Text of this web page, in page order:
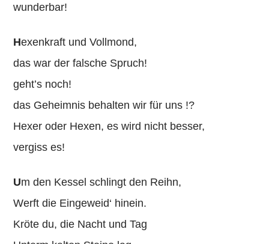
wunderbar!
Hexenkraft und Vollmond,
das war der falsche Spruch!
geht’s noch!
das Geheimnis behalten wir für uns !?
Hexer oder Hexen, es wird nicht besser,
vergiss es!
Um den Kessel schlingt den Reihn,
Werft die Eingeweid‘ hinein.
Kröte du, die Nacht und Tag